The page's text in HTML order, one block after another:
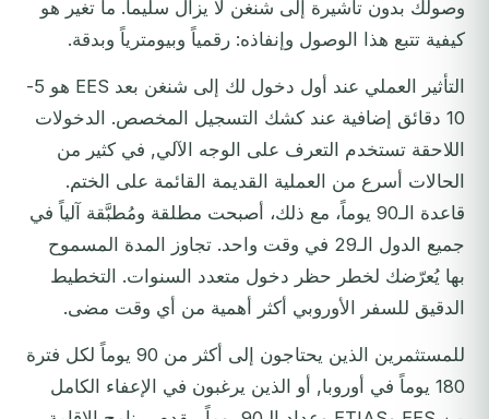
وصولك بدون تأشيرة إلى شنغن لا يزال سليماً. ما تغير هو
كيفية تتبع هذا الوصول وإنفاذه: رقمياً وبيومترياً وبدقة.
التأثير العملي عند أول دخول لك إلى شنغن بعد EES هو 5-
10 دقائق إضافية عند كشك التسجيل المخصص. الدخولات
اللاحقة تستخدم التعرف على الوجه الآلي, في كثير من
الحالات أسرع من العملية القديمة القائمة على الختم.
قاعدة الـ90 يوماً، مع ذلك، أصبحت مطلقة ومُطبَّقة آلياً في
جميع الدول الـ29 في وقت واحد. تجاوز المدة المسموح
بها يُعرّضك لخطر حظر دخول متعدد السنوات. التخطيط
الدقيق للسفر الأوروبي أكثر أهمية من أي وقت مضى.
للمستثمرين الذين يحتاجون إلى أكثر من 90 يوماً لكل فترة
180 يوماً في أوروبا, أو الذين يرغبون في الإعفاء الكامل